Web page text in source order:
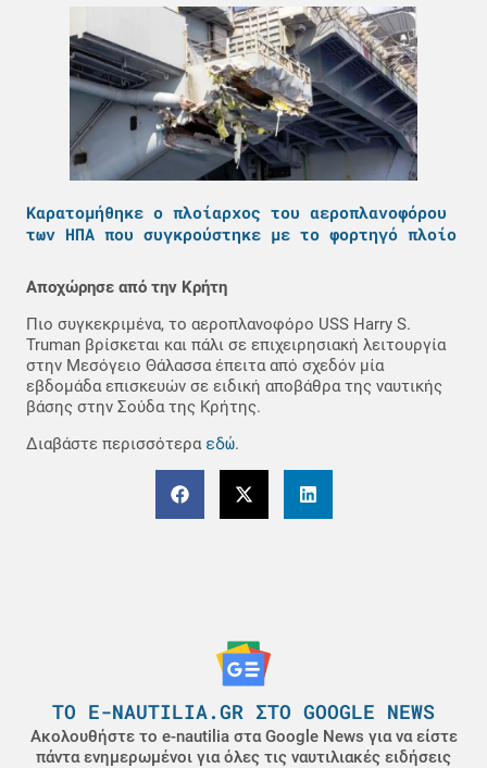
Καρατομήθηκε ο πλοίαρχος του αεροπλανοφόρου
των ΗΠΑ που συγκρούστηκε με το φορτηγό πλοίο
Αποχώρησε από την Κρήτη
Πιο συγκεκριμένα, το αεροπλανοφόρο USS Harry S.
Truman βρίσκεται και πάλι σε επιχειρησιακή λειτουργία
στην Μεσόγειο Θάλασσα έπειτα από σχεδόν μία
εβδομάδα επισκευών σε ειδική αποβάθρα της ναυτικής
βάσης στην Σούδα της Κρήτης.
Διαβάστε περισσότερα εδώ.
ΤΟ E-NAUTILIA.GR ΣΤΟ GOOGLE NEWS
Ακολουθήστε το e-nautilia στα Google News για να είστε
πάντα ενημερωμένοι για όλες τις ναυτιλιακές ειδήσεις